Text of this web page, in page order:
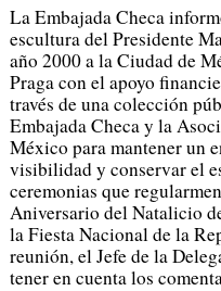
La Embajada Checa
escultura del Presidente
año 2000 a la Ciudad de
Praga con el apoyo
través de una colección
Embajada Checa y la
México para mantener un
visibilidad y conservar el
ceremonias que
Aniversario del Natalicio
la Fiesta Nacional de la
reunión, el Jefe de la
tener en cuenta los